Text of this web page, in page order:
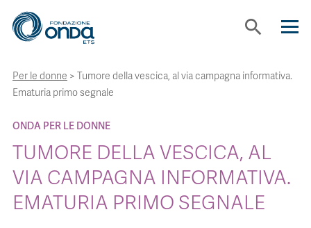
search
CHI SIAMO
CON CHI LAVORIAMO
STRUMENTI
Per le donne > Tumore della vescica, al via campagna informativa.
Ematuria primo segnale
ONDA PER LE DONNE
TUMORE DELLA VESCICA, AL
VIA CAMPAGNA INFORMATIVA.
EMATURIA PRIMO SEGNALE